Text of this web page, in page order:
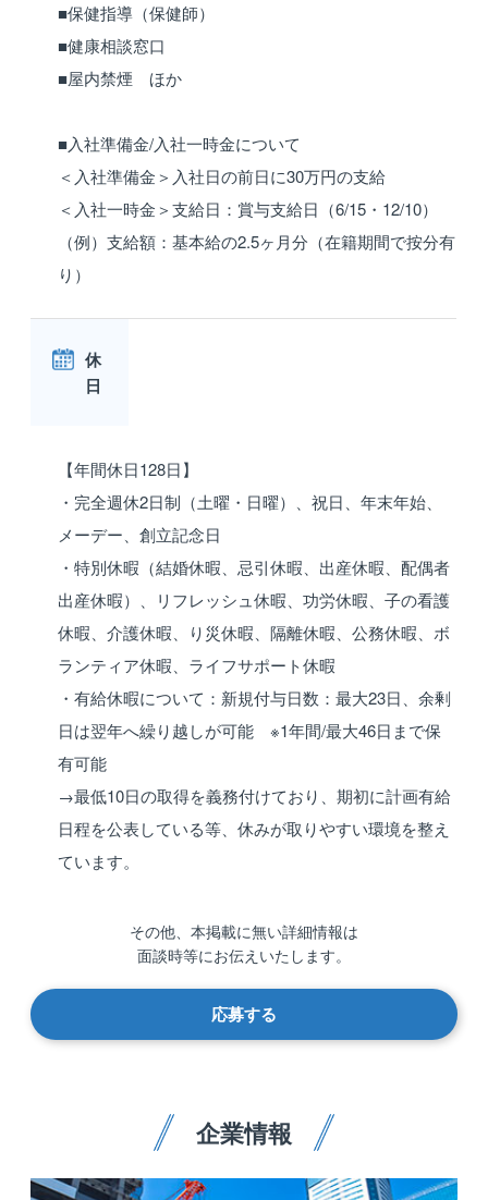
■保健指導（保健師）
■健康相談窓口
■屋内禁煙 ほか
■入社準備金/入社一時金について
＜入社準備金＞入社日の前日に30万円の支給
＜入社一時金＞支給日：賞与支給日（6/15・12/10）
（例）支給額：基本給の2.5ヶ月分（在籍期間で按分有
り）
休
日
【年間休日128日】
・完全週休2日制（土曜・日曜）、祝日、年末年始、
メーデー、創立記念日
・特別休暇（結婚休暇、忌引休暇、出産休暇、配偶者
出産休暇）、リフレッシュ休暇、功労休暇、子の看護
休暇、介護休暇、り災休暇、隔離休暇、公務休暇、ボ
ランティア休暇、ライフサポート休暇
・有給休暇について：新規付与日数：最大23日、余剰
日は翌年へ繰り越しが可能 ※1年間/最大46日まで保
有可能
→最低10日の取得を義務付けており、期初に計画有給
日程を公表している等、休みが取りやすい環境を整え
ています。
その他、本掲載に無い詳細情報は
面談時等にお伝えいたします。
応募する
企業情報